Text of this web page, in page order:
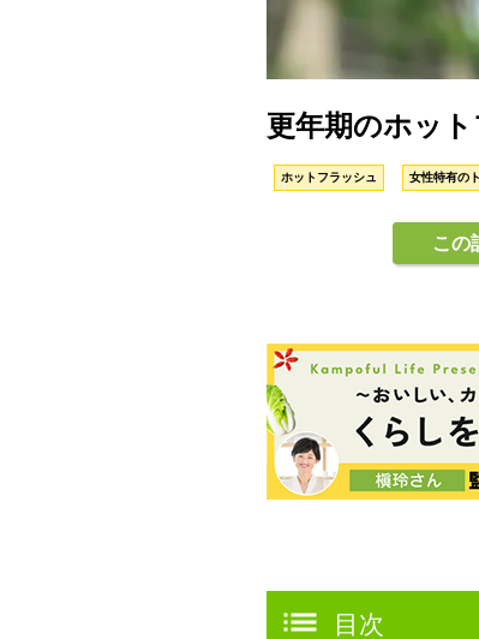
更年期のホッ
ホットフラッシュ 女性特有の
この
目次